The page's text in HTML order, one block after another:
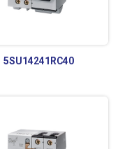
5SU14241RC40